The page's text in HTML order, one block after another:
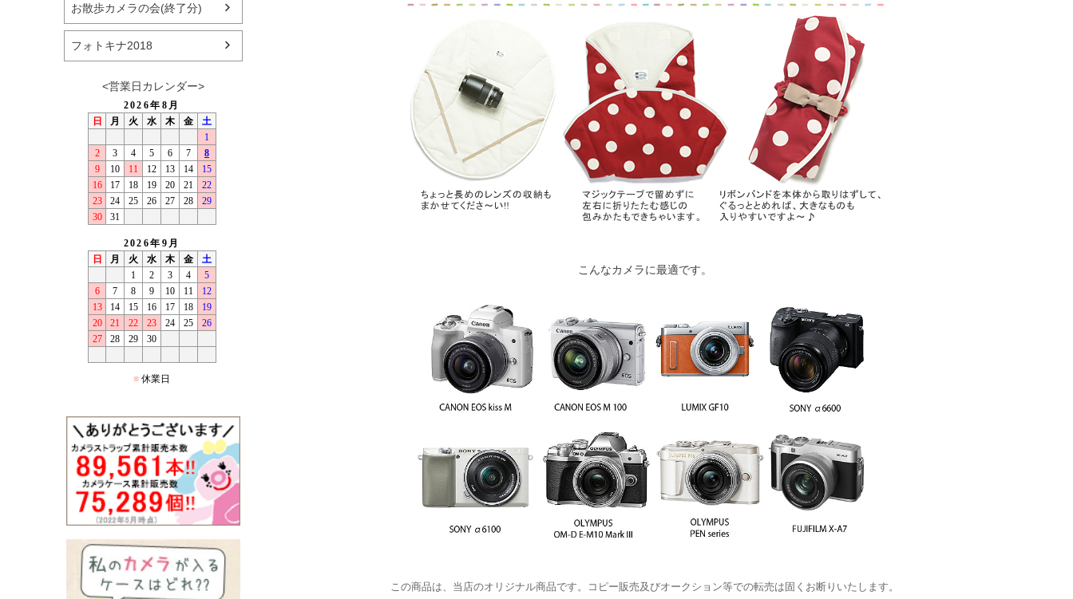
お散歩カメラの会(終了分)
フォトキナ2018
<営業日カレンダー>
こんなカメラに最適です。
この商品は、当店のオリジナル商品です。コピー販売及びオークション等での転売は固くお断りいたします。